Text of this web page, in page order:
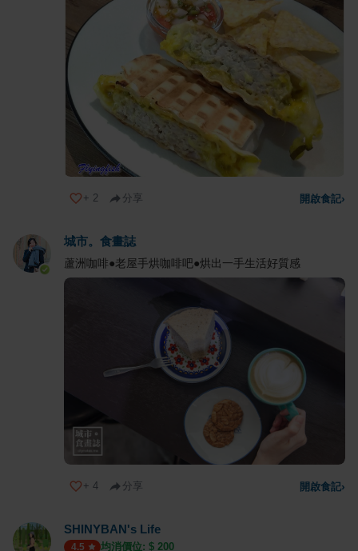
+ 2 分享 開啟食記›
城市。食畫誌
蘆洲咖啡●老屋手烘咖啡吧●烘出一手生活好質感
+ 4 分享 開啟食記›
SHINYBAN's Life
4.5 均消價位: $ 200